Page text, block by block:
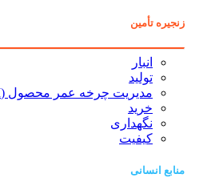
زنجیره تأمین
انبار
تولید
مدیریت چرخه عمر محصول (PLM)
خرید
نگهداری
کیفیت
منابع انسانی